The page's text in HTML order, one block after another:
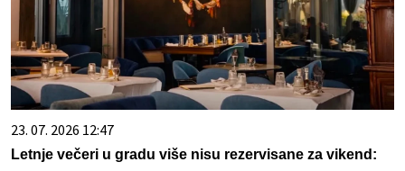
23. 07. 2026 12:47
Letnje večeri u gradu više nisu rezervisane za vikend: